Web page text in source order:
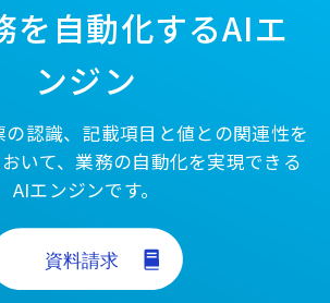
を 自動化するAIエ
ンジン
認識、記載項目と値との関連性を
いて、業務の自動化を実現できる
AIエンジンです。